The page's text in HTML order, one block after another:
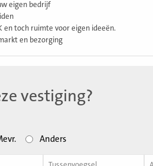
eigen bedrijf
en toch ruimte voor eigen ideeën.
en bezorging
vestiging?
Anders